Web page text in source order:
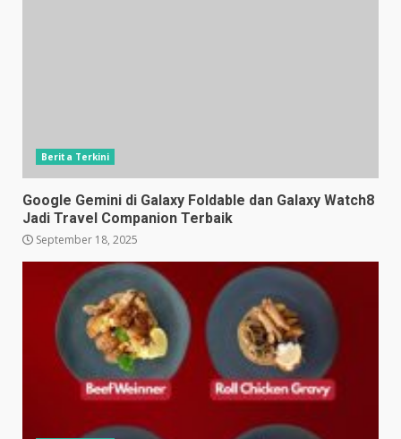
Berita Terkini
Google Gemini di Galaxy Foldable dan Galaxy Watch8
Jadi Travel Companion Terbaik
September 18, 2025